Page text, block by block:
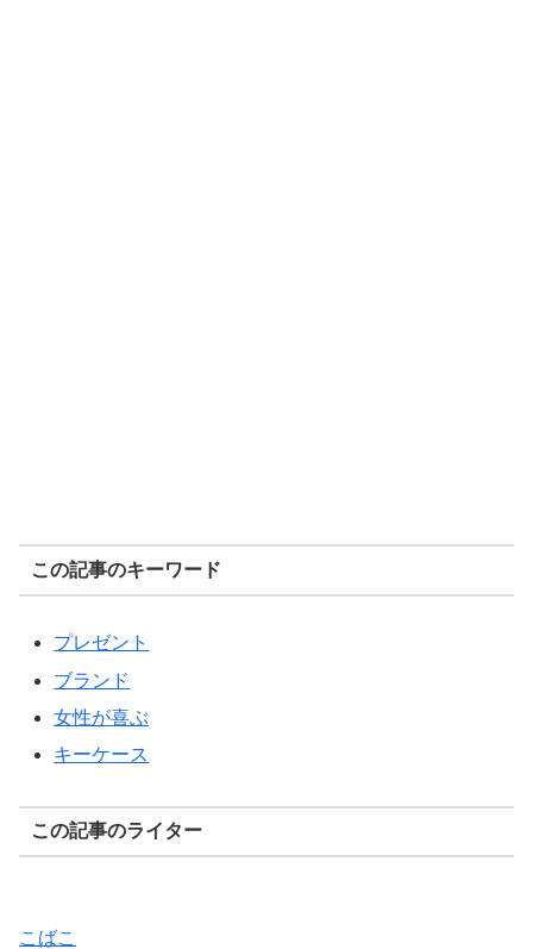
この記事のキーワード
プレゼント
ブランド
女性が喜ぶ
キーケース
この記事のライター
こばこ